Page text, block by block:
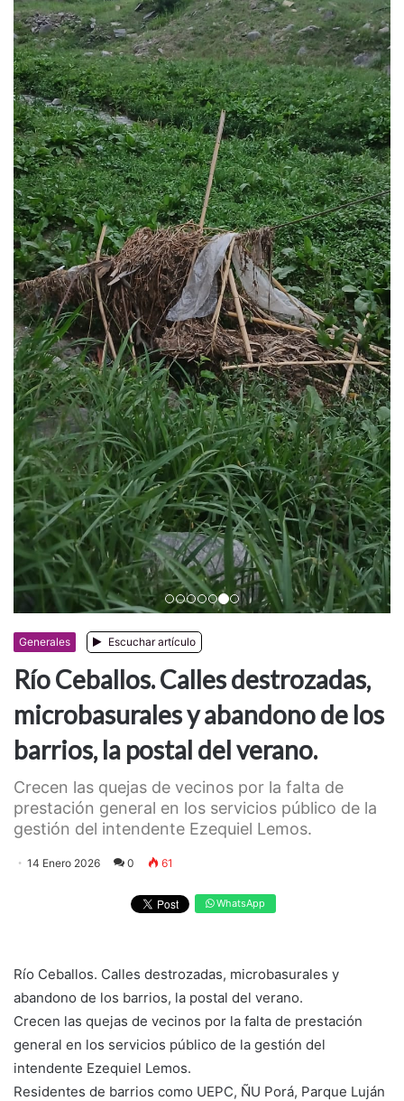
AnteriorSiguiente
Generales Escuchar artículo
Río Ceballos. Calles destrozadas,
microbasurales y abandono de los
barrios, la postal del verano.
Crecen las quejas de vecinos por la falta de
prestación general en los servicios público de la
gestión del intendente Ezequiel Lemos.
14 Enero 2026 0 61
WhatsApp
Río Ceballos. Calles destrozadas, microbasurales y
abandono de los barrios, la postal del verano.
Crecen las quejas de vecinos por la falta de prestación
general en los servicios público de la gestión del
intendente Ezequiel Lemos.
Residentes de barrios como UEPC, ÑU Porá, Parque Luján